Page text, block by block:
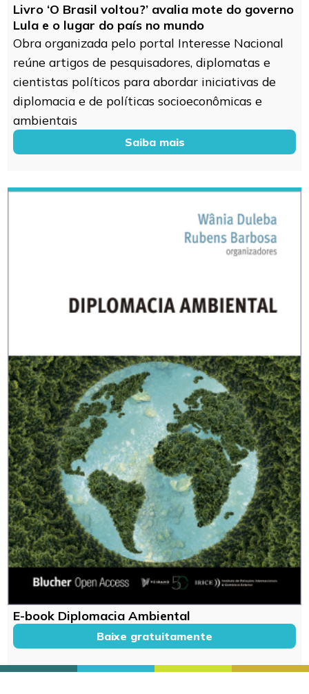
Livro ‘O Brasil voltou?’ avalia mote do governo
Lula e o lugar do país no mundo
Obra organizada pelo portal Interesse Nacional
reúne artigos de pesquisadores, diplomatas e
cientistas políticos para abordar iniciativas de
diplomacia e de políticas socioeconômicas e
ambientais
Saiba mais
E-book Diplomacia Ambiental
Baixe gratuitamente